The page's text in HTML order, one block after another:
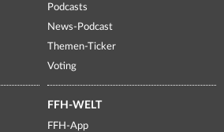
Podcasts
News-Podcast
Themen-Ticker
Voting
FFH-WELT
FFH-App